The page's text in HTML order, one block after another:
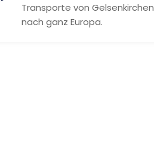
Transporte von Gelsenkirchen
nach ganz Europa.